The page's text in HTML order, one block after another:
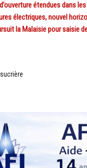
étendues dans
électriques, nouvel
la Malaisie pour saisie